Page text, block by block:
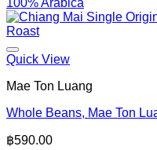
Quick View
Mae Ton Luang
Whole Beans, Mae Ton
฿590.00